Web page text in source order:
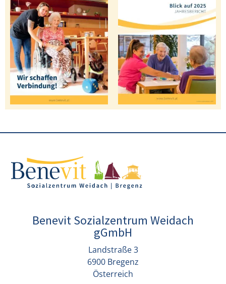
Benevit Sozialzentrum Weidach
gGmbH
Landstraße 3
6900 Bregenz
Österreich